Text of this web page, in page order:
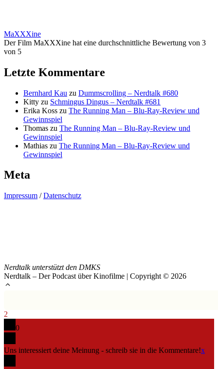
MaXXXine
Der Film MaXXXine hat eine durchschnittliche Bewertung von 3
von 5
Letzte Kommentare
Bernhard Kau zu Dummscrolling – Nerdtalk #680
Kitty zu Schmingus Dingus – Nerdtalk #681
Erika Koss zu The Running Man – Blu-Ray-Review und
Gewinnspiel
Thomas zu The Running Man – Blu-Ray-Review und
Gewinnspiel
Mathias zu The Running Man – Blu-Ray-Review und
Gewinnspiel
Meta
Impressum /Datenschutz
Nerdtalk unterstützt den DMKS
Nerdtalk – Der Podcast über Kinofilme | Copyright © 2026
2
0
Uns interessiert deine Meinung - schreib sie in die Kommentare!x